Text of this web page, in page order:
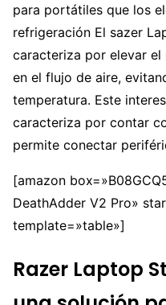
para portátiles que los
refrigeración El sazer
caracteriza por elevar
en el flujo de aire,
temperatura. Este
caracteriza por contar
permite conectar
[amazon
DeathAdder V2 Pro»
template=»table»]
Razer Laptop